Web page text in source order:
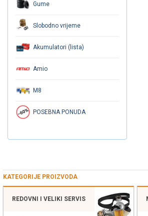
Gume
Slobodno vrijeme
Akumulatori (lista)
Amio
M8
POSEBNA PONUDA
KATEGORIJE PROIZVODA
REDOVNI I VELIKI SERVIS